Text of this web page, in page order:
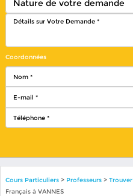
Nature de votre demande
Coordonnées
Cours Particuliers> Professeurs >
Français à VANNES